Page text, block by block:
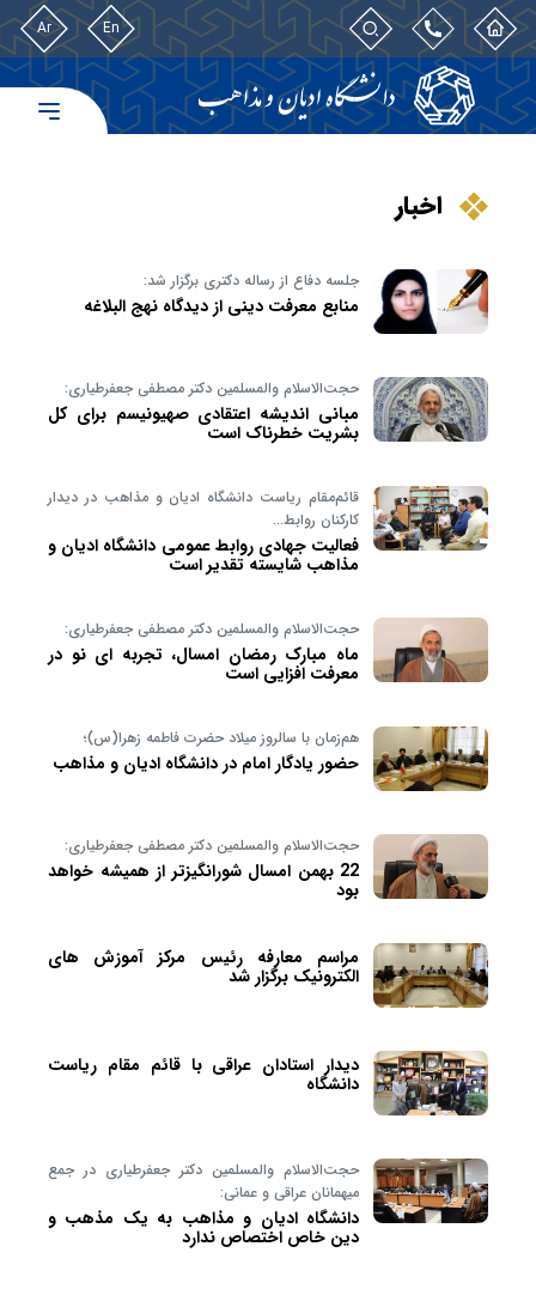
En
Ar
اخبار
جلسه دفاع از رساله دکتری برگزار شد:
منابع معرفت دينی از دیدگاه نهج البلاغه
حجت‌الاسلام والمسلمین دکتر مصطفی جعفرطیاری:
مبانی اندیشه اعتقادی صهیونیسم برای کل
بشریت خطرناک است
قائم‌مقام ریاست دانشگاه ادیان و مذاهب در دیدار
کارکنان روابط…
فعالیت جهادی روابط عمومی دانشگاه ادیان و
مذاهب شایسته تقدیر است
حجت‌الاسلام والمسلمین دکتر مصطفی جعفرطیاری:
ماه مبارک رمضان امسال، تجربه ای نو در
معرفت افزایی است
هم‌زمان با سالروز میلاد حضرت فاطمه زهرا(س)؛
حضور یادگار امام در دانشگاه ادیان و مذاهب
حجت‌الاسلام والمسلمین دکتر مصطفی جعفرطیاری:
22 بهمن امسال شورانگیزتر از همیشه خواهد
بود
مراسم معارفه رئیس مرکز آموزش های
الکترونیک برگزار شد
دیدار استادان عراقی با قائم مقام ریاست
دانشگاه
حجت‌الاسلام والمسلمین دکتر جعفرطیاری در جمع
میهمانان عراقی و عمانی:
دانشگاه ادیان و مذاهب به یک مذهب و
دین خاص اختصاص ندارد